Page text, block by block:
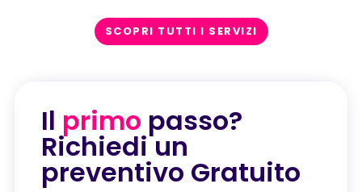
SCOPRI TUTTI I SERVIZI
Il primo passo?
Richiedi un
preventivo Gratuito